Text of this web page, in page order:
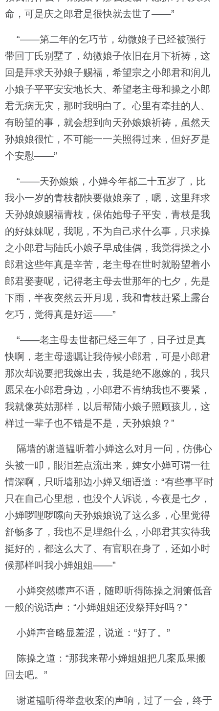
命，可是庆之郎君是很快就去世了——”
“——第二年的乞巧节，幼微娘子已经被强行
带回丁氏别墅了，幼微娘子依旧在月下祈祷，这
回是拜求天孙娘子赐福，希望宗之小郎君和润儿
小娘子平平安安地长大、希望老主母和操之小郎
君无病无灾，那时我明白了。心里有牵挂的人、
有盼望的事，就会想到向天孙娘娘祈祷，虽然天
孙娘娘很忙，不可能一一关照得过来，但好歹是
个安慰——”
“——天孙娘娘，小婵今年都二十五岁了，比
我小一岁的青枝都快要做娘亲了，嗯，这里拜求
天孙娘娘赐福青枝，保佑她母子平安，青枝是我
的好妹妹呢，我呢，不为自己求什么事，只求操
之小郎君与陆氏小娘子早成佳偶，我觉得操之小
郎君这些年真是辛苦，老主母在世时就盼望着小
郎君娶妻呢，记得老主母去世那年的七夕，先是
下雨，半夜突然云开月现，我和青枝赶紧上露台
乞巧，觉得真是好运——”
“——老主母去世都已经三年了，日子过是真
快啊，老主母遗嘱让我侍候小郎君，可是小郎君
那次却说要把我嫁出去，我是绝不愿嫁的，我只
愿呆在小郎君身边，小郎君不肯纳我也不要紧，
我就像英姑那样，以后帮陆小娘子照顾孩儿，这
样过一辈子也不错是不是，天孙娘娘？”
隔墙的谢道韫听着小婵这么对月一问，仿佛心
头被一叩，眼泪差点流出来，婢女小婵可谓一往
情深啊，只听墙那边小婵又细语道：“有些事平时
只在自己心里想，也没个人诉说，今夜是七夕，
小婵啰哩啰嗦向天孙娘娘说了这么多，心里觉得
舒畅多了，我也不是埋怨什么，小郎君其实待我
挺好的，都这么大了、有官职在身了，还如小时
候那样叫我小婵姐姐——”
小婵突然噤声不语，随即听得陈操之洞箫低音
一般的说话声：“小婵姐姐还没祭拜好吗？”
小婵声音略显羞涩，说道：“好了。”
陈操之道：“那我来帮小婵姐姐把几案瓜果搬
回去吧。”
谢道韫听得举盘收案的声响，过了一会，终于